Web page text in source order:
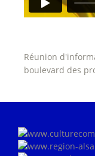
Réunion
boulevard des